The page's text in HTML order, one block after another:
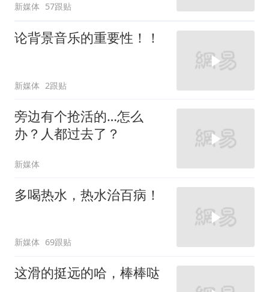
新媒体 57跟贴
论背景音乐的重要性！！
新媒体 2跟贴
旁边有个抢活的…怎么
办？人都过去了？
新媒体
多喝热水，热水治百病！
新媒体 69跟贴
这滑的挺远的哈，棒棒哒